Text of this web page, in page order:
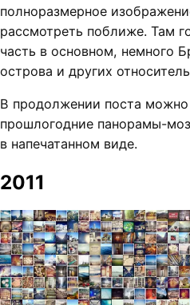
полноразмерное
рассмотреть поближе. Там
часть в основном, немного
острова и других
В продолжении поста можно
прошлогодние панорамы-
в напечатанном виде.
2011